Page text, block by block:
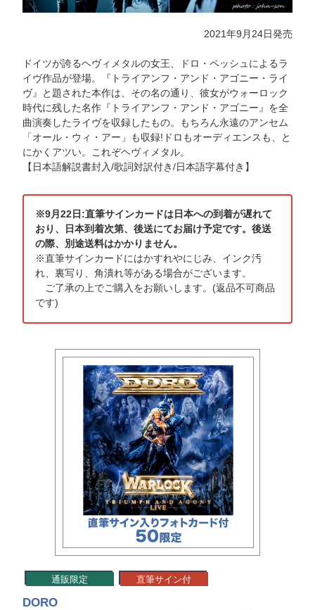
2021年9月24日発売
ドイツが誇るヘヴィメタルの女王、ドロ・ペッシュによるラ
イヴ作品が登場。『トライアンフ・アンド・アゴニー・ライ
ヴ』と題された本作は、その名の通り、彼女がウォーロック
時代に残した名作『トライアンフ・アンド・アゴニー』を全
曲演奏したライヴを収録したもの。もちろん永遠のアンセム
「オール・ウィ・アー」も収録!ドロもオーディエンスも、と
にかくアツい。これぞヘヴィメタル。
【日本語解説書封入/歌詞対訳付き/日本語字幕付き】
※9月22日:直筆サインカードは日本への到着が遅れて
おり、日本到着次第、後送にてお届け予定です。後送
の際、別途送料はかかりません。
※直筆サインカードにはかすれやにじみ、インク汚
れ、裏写り、角潰れ等がある場合がございます。
ご了承の上でご購入をお願いします。(返品不可商品
です)
通販限定 直筆サイン付
DORO